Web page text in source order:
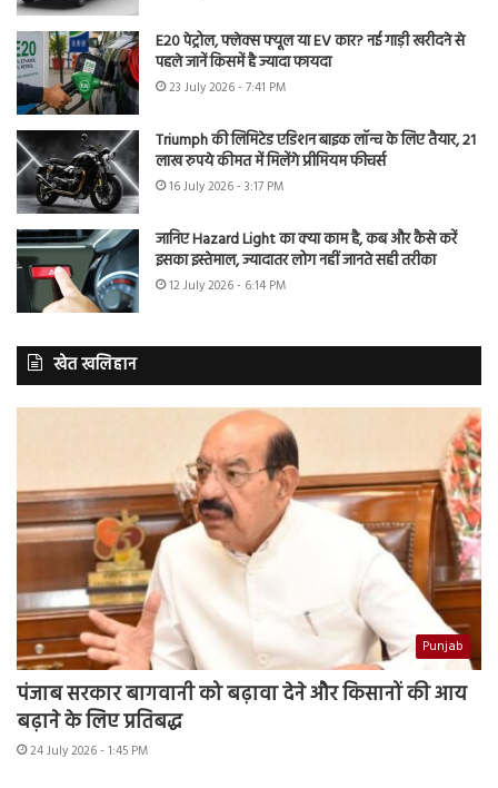
E20 पेट्रोल, फ्लेक्स फ्यूल या EV कार? नई गाड़ी खरीदने से
पहले जानें किसमें है ज्यादा फायदा
23 July 2026 - 7:41 PM
Triumph की लिमिटेड एडिशन बाइक लॉन्च के लिए तैयार, 21
लाख रुपये कीमत में मिलेंगे प्रीमियम फीचर्स
16 July 2026 - 3:17 PM
जानिए Hazard Light का क्या काम है, कब और कैसे करें
इसका इस्तेमाल, ज्यादातर लोग नहीं जानते सही तरीका
12 July 2026 - 6:14 PM
खेत खलिहान
Punjab
पंजाब सरकार बागवानी को बढ़ावा देने और किसानों की आय
बढ़ाने के लिए प्रतिबद्ध
24 July 2026 - 1:45 PM